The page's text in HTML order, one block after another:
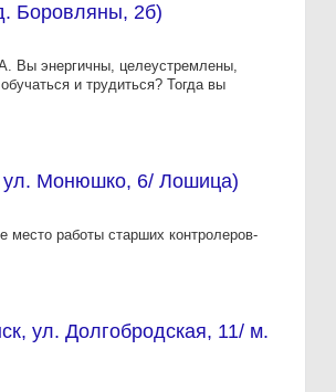
Боровляны, 2б)
Вы энергичны, целеустремлены,
и трудиться? Тогда вы
ул. Монюшко, 6/ Лошица)
место работы старших контролеров-
ул. Долгобродская, 11/ м.